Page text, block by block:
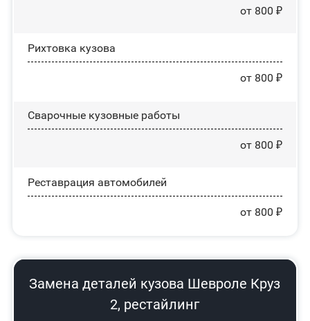
от 800 ₽
Рихтовка кузова
от 800 ₽
Сварочные кузовные работы
от 800 ₽
Реставрация автомобилей
от 800 ₽
Замена деталей кузова Шевроле Круз
2, рестайлинг